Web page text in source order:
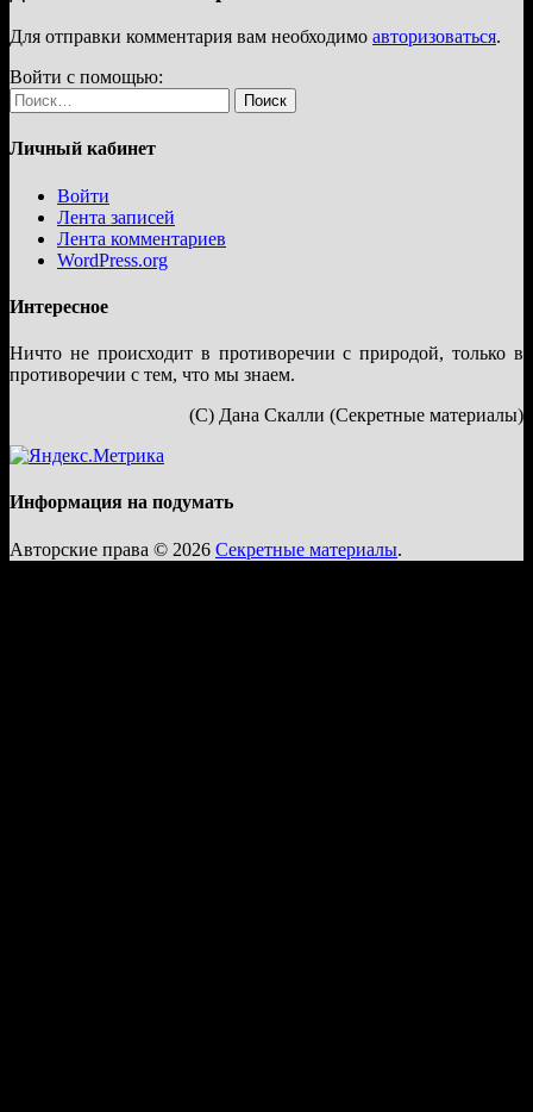
Для отправки комментария вам необходимо авторизоваться.
Войти с помощью:
Найти:
Личный кабинет
Войти
Лента записей
Лента комментариев
WordPress.org
Интересное
Ничто не происходит в противоречии с природой, только в
противоречии с тем, что мы знаем.
(С) Дана Скалли (Секретные материалы)
Информация на подумать
Авторские права © 2026 Секретные материалы.